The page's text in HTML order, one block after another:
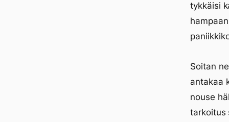
tykkäisi
Soitan
antakaa
nouse
tarkoitus